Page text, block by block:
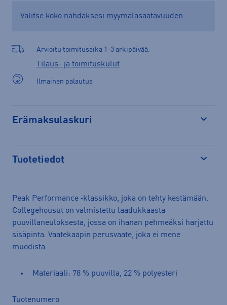
Valitse koko nähdäksesi myymäläsaatavuuden.
Arvioitu toimitusaika 1-3 arkipäivää.
Tilaus- ja toimituskulut
Ilmainen palautus
Erämaksulaskuri
Tuotetiedot
Peak Performance ‑klassikko, joka on tehty kestämään.
Collegehousut on valmistettu laadukkaasta
puuvillaneuloksesta, jossa on ihanan pehmeäksi harjattu
sisäpinta. Vaatekaapin perusvaate, joka ei mene
muodista.
Materiaali: 78 % puuvilla, 22 % polyesteri
Tuotenumero